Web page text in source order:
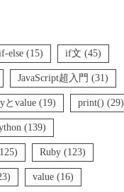
else (15) if文 (45)
JavaScript超入門 (31)
とvalue (19) print() (29)
(139)
Ruby (123)
value (16)